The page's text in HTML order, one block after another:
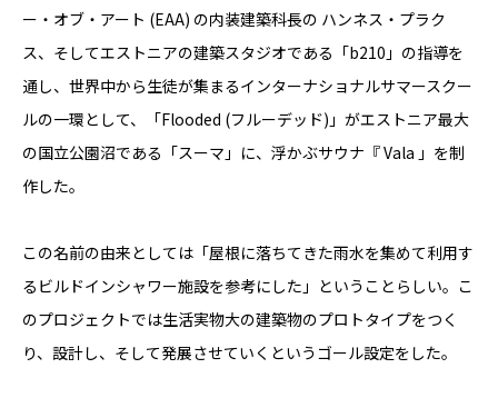
ー・オブ・アート (EAA) の内装建築科長の ハンネス・プラク
ス、そしてエストニアの建築スタジオである「b210」の指導を
通し、世界中から生徒が集まるインターナショナルサマースクー
ルの一環として、「Flooded (フルーデッド)」がエストニア最大
の国立公園沼である「スーマ」に、浮かぶサウナ『 Vala 」を制
作した。
この名前の由来としては「屋根に落ちてきた雨水を集めて利用す
るビルドインシャワー施設を参考にした」ということらしい。こ
のプロジェクトでは生活実物大の建築物のプロトタイプをつく
り、設計し、そして発展させていくというゴール設定をした。